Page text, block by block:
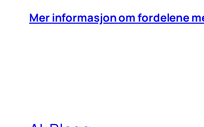
Mer informasjon om fordelene